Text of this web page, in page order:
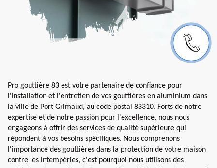
Pro gouttière 83 est votre partenaire de confiance pour
l'installation et l'entretien de vos gouttières en aluminium dans
la ville de Port Grimaud, au code postal 83310. Forts de notre
expertise et de notre passion pour l'excellence, nous nous
engageons à offrir des services de qualité supérieure qui
répondent à vos besoins spécifiques. Nous comprenons
l'importance des gouttières dans la protection de votre maison
contre les intempéries, c'est pourquoi nous utilisons des